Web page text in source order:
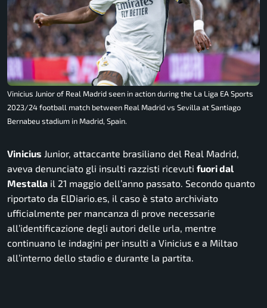
Vinicius Junior of Real Madrid seen in action during the La Liga EA Sports
2023/24 football match between Real Madrid vs Sevilla at Santiago
Bernabeu stadium in Madrid, Spain.
Vinicius Junior, attaccante brasiliano del Real Madrid,
aveva denunciato gli insulti razzisti ricevuti fuori dal
Mestalla il 21 maggio dell’anno passato. Secondo quanto
riportato da ElDiario.es, il caso è stato archiviato
ufficialmente per mancanza di prove necessarie
all’identificazione degli autori delle urla, mentre
continuano le indagini per insulti a Vinicius e a Miltao
all’interno dello stadio e durante la partita.